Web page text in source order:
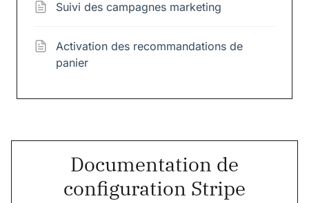
Suivi des campagnes marketing
Activation des recommandations de
panier
Documentation de
configuration Stripe